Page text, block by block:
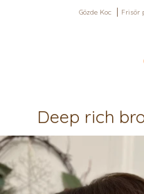
Gözde Koc Frisör
Deep rich